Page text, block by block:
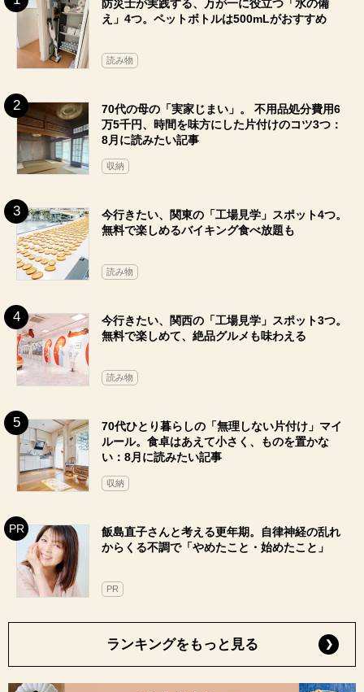
防災士が実践する、万が一に役立つ「水の備
え」4つ。ペットボトルは500mLがおすすめ
読み物
70代の母の「実家じまい」。 不用品処分費用6
万5千円、時間を味方にした片付けのコツ3つ：
8月に読みたい記事
収納
今行きたい、関東の「工場見学」スポット4つ。
無料で楽しめるバイキング食べ放題も
読み物
今行きたい、関西の「工場見学」スポット3つ。
無料で楽しめて、絶品グルメも味わえる
読み物
70代ひとり暮らしの「無理しない片付け」マイ
ルール。食卓はあえて小さく、ものを置かな
い：8月に読みたい記事
収納
飯島直子さんと考える更年期。自律神経の乱れ
からくる不調で「やめたこと・始めたこと」
PR
ランキングをもっと見る